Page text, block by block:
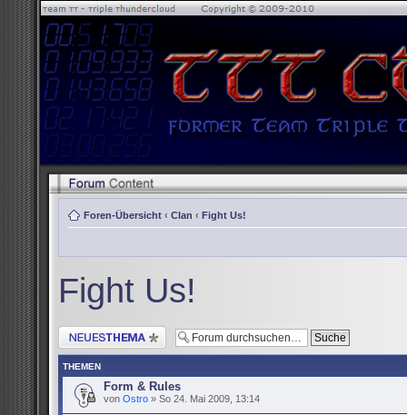
Foren-Übersicht ‹ Clan ‹ Fight Us!
Fight Us!
Neues Thema erstellen
THEMEN
Form & Rules
von Ostro » So 24. Mai 2009, 13:14